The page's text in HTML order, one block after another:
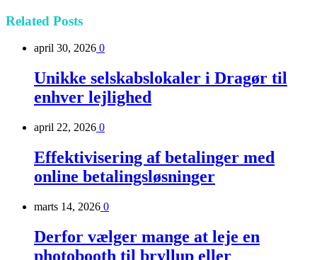
Related Posts
april 30, 2026 0
Unikke selskabslokaler i Dragør til
enhver lejlighed
april 22, 2026 0
Effektivisering af betalinger med
online betalingsløsninger
marts 14, 2026 0
Derfor vælger mange at leje en
photobooth til bryllup eller